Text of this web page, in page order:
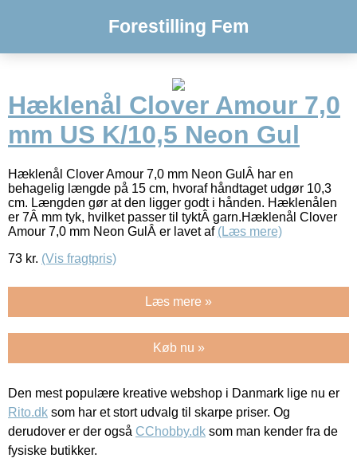
Forestilling Fem
Hæklenål Clover Amour 7,0
mm US K/10,5 Neon Gul
Hæklenål Clover Amour 7,0 mm Neon GulÂ har en
behagelig længde på 15 cm, hvoraf håndtaget udgør 10,3
cm. Længden gør at den ligger godt i hånden. Hæklenålen
er 7Â mm tyk, hvilket passer til tyktÂ garn.Hæklenål Clover
Amour 7,0 mm Neon GulÂ er lavet af (Læs mere)
73 kr. (Vis fragtpris)
Læs mere »
Køb nu »
Den mest populære kreative webshop i Danmark lige nu er
Rito.dk som har et stort udvalg til skarpe priser. Og
derudover er der også CChobby.dk som man kender fra de
fysiske butikker.